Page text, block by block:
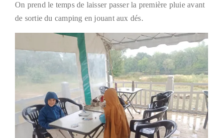
On prend le temps de laisser passer la première pluie avant
de sortie du camping en jouant aux dés.